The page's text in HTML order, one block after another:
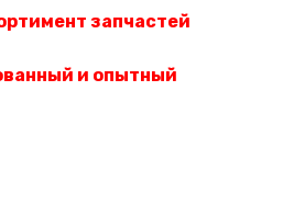
запчастей
и опытный